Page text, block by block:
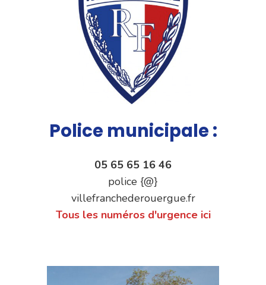
Police municipale :
05 65 65 16 46
police {@}
villefranchederouergue.fr
Tous les numéros d'urgence ici